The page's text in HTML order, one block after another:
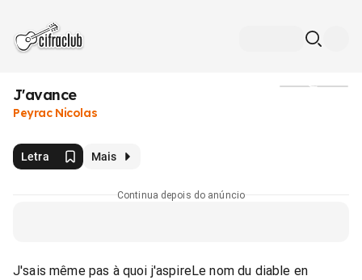
J'avance
Peyrac Nicolas
Letra Mais
Continua depois do anúncio
J'sais même pas à quoi j'aspireLe nom du diable en